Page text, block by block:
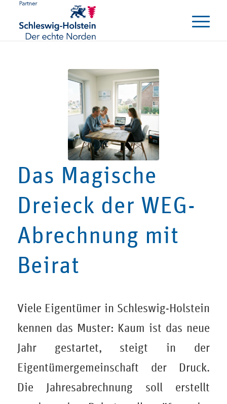
Das Magische
Dreieck der WEG-
Abrechnung mit
Beirat
Viele Eigentümer in Schleswig-Holstein
kennen das Muster: Kaum ist das neue
Jahr gestartet, steigt in der
Eigentümergemeinschaft der Druck.
Die Jahresabrechnung soll erstellt